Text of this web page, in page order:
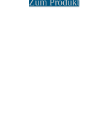
Zum Produkt